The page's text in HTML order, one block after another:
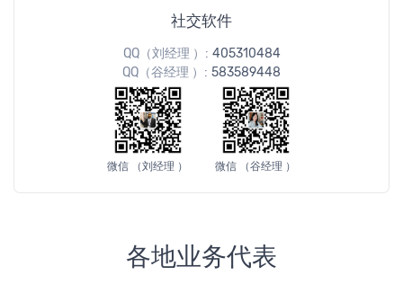
社交软件
QQ（刘经理 ）: 405310484
QQ（谷经理 ）: 583589448
微信 （刘经理 ） 微信 （谷经理 ）
各地业务代表